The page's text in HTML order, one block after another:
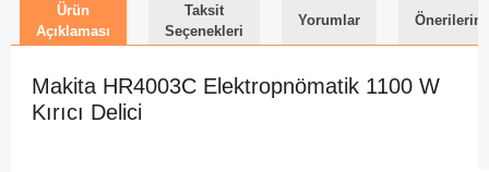
Ürün
Açıklaması
Taksit
Seçenekleri
Yorumlar
Makita HR4003C Elektropnömatik 1100 W
Kırıcı Delici